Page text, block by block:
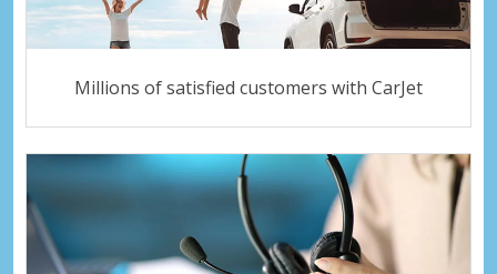
Millions of satisfied customers with CarJet